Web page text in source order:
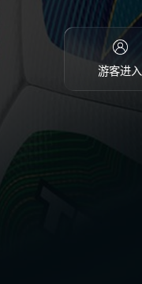
游客进入